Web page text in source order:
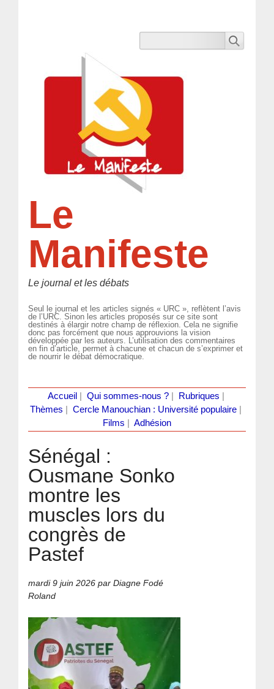
Le
Manifeste
Le journal et les débats
Seul le journal et les articles signés « URC », reflètent l’avis
de l’URC. Sinon les articles proposés sur ce site sont
destinés à élargir notre champ de réflexion. Cela ne signifie
donc pas forcément que nous approuvions la vision
développée par les auteurs. L’utilisation des commentaires
en fin d’article, permet à chacune et chacun de s’exprimer et
de nourrir le débat démocratique.
Accueil Qui sommes-nous ?| Rubriques
Thèmes
Cercle Manouchian : Université populaire
Films
Adhésion
Sénégal :
Ousmane Sonko
montre les
muscles lors du
congrès de
Pastef
mardi 9 juin 2026 par Diagne Fodé
Roland